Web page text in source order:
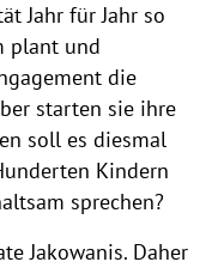
Jahr für Jahr so
plant und
die
starten sie ihre
soll es diesmal
Kindern
sprechen?
Jakowanis. Daher